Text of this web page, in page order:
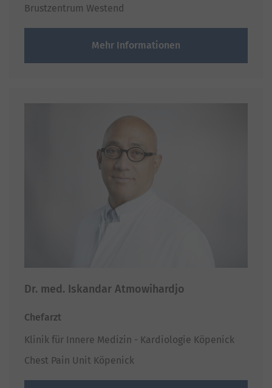
Brustzentrum Westend
Mehr Informationen
Dr. med. Iskandar Atmowihardjo
Chefarzt
Klinik für Innere Medizin - Kardiologie Köpenick
Chest Pain Unit Köpenick